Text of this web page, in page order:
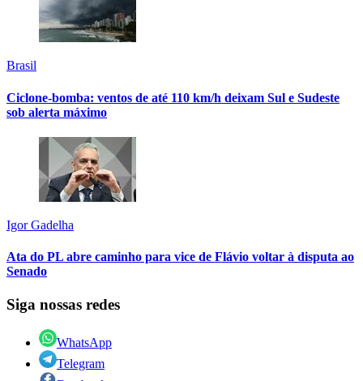
Brasil
Ciclone-bomba: ventos de até 110 km/h deixam Sul e Sudeste
sob alerta máximo
Igor Gadelha
Ata do PL abre caminho para vice de Flávio voltar à disputa ao
Senado
Siga nossas redes
WhatsApp
Telegram